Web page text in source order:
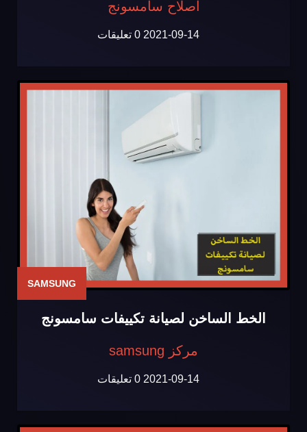
اصلاح سامسونج
2021-09-14 0 تعليقات
SAMSUNG
الخط الساخن لصيانة تكييفات سامسونج
مركز samsung
2021-09-14 0 تعليقات